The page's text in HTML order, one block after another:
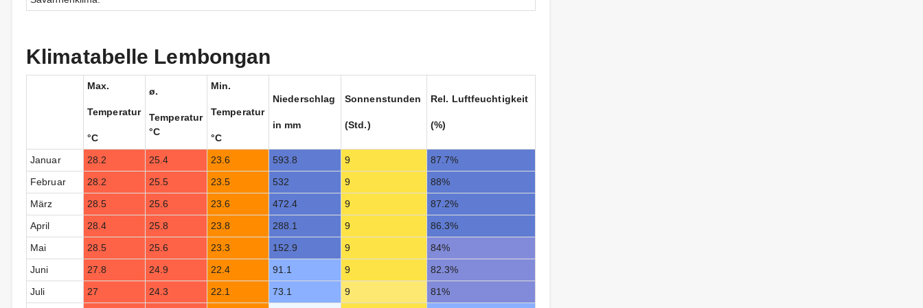
Klimatabelle Lembongan
Max.
Temperatur
°C
ø.
Temperatur
°C
Min.
Temperatur
°C
Niederschlag
in mm
Sonnenstunden
(Std.)
Rel. Luftfeuchtigkeit
(%)
Januar 28.2 25.4 23.6 593.8 9 87.7%
Februar 28.2 25.5 23.5 532 9 88%
März 28.5 25.6 23.6 472.4 9 87.2%
April 28.4 25.8 23.8 288.1 9 86.3%
Mai 28.5 25.6 23.3 152.9 9 84%
Juni 27.8 24.9 22.4 91.1 9 82.3%
Juli 27 24.3 22.1 73.1 9 81%